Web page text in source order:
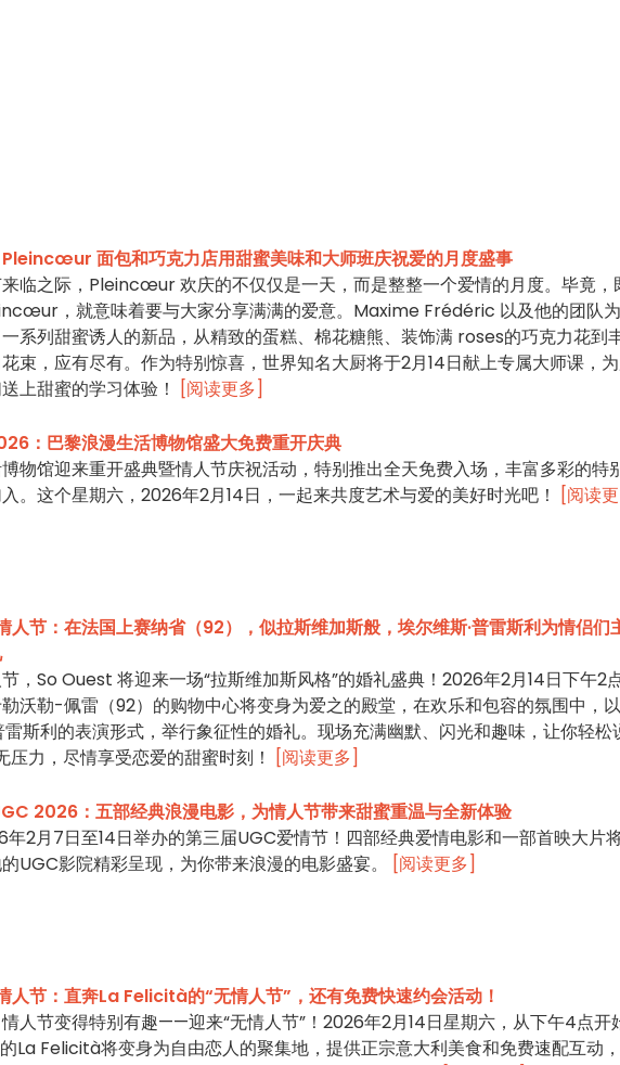
面包和巧克力店用甜蜜美味和大师班庆祝爱的月度盛事
临之际，Pleincœur 欢庆的不仅仅是一天，而是整整一个爱情的月度。毕竟，
，就意味着要与大家分享满满的爱意。Maxime Frédéric 以及他的团队
系列甜蜜诱人的新品，从精致的蛋糕、棉花糖熊、装饰满 roses的巧克力花到
束，应有尽有。作为特别惊喜，世界知名大厨将于2月14日献上专属大师课，
上甜蜜的学习体验！
[阅读更多]
：巴黎浪漫生活博物馆盛大免费重开庆典
物馆迎来重开盛典暨情人节庆祝活动，特别推出全天免费入场，丰富多彩的特
。这个星期六，2026年2月14日，一起来共度艺术与爱的美好时光吧！
[阅读
人节：在法国上赛纳省（92），似拉斯维加斯般，埃尔维斯·普雷斯利为情侣们
，So Ouest 将迎来一场“拉斯维加斯风格”的婚礼盛典！2026年2月14日下午2
沃勒-佩雷（92）的购物中心将变身为爱之的殿堂，在欢乐和包容的氛围中，
雷斯利的表演形式，举行象征性的婚礼。现场充满幽默、闪光和趣味，让你轻松
压力，尽情享受恋爱的甜蜜时刻！
[阅读更多]
2026：五部经典浪漫电影，为情人节带来甜蜜重温与全新体验
年2月7日至14日举办的第三届UGC爱情节！四部经典爱情电影和一部首映大片
UGC影院精彩呈现，为你带来浪漫的电影盛宴。
[阅读更多]
人节：直奔La Felicità的“无情人节”，还有免费快速约会活动！
人节变得特别有趣——迎来“无情人节”！2026年2月14日星期六，从下午4点开
La Felicità将变身为自由恋人的聚集地，提供正宗意大利美食和免费速配互动